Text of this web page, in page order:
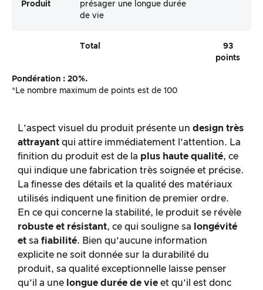
Produit
présager une longue durée
de vie
Total
93
points
Pondération : 20%.
*Le nombre maximum de points est de 100
L’aspect visuel du produit présente un design très
attrayant qui attire immédiatement l’attention. La
finition du produit est de la plus haute qualité, ce
qui indique une fabrication très soignée et précise.
La finesse des détails et la qualité des matériaux
utilisés indiquent une finition de premier ordre.
En ce qui concerne la stabilité, le produit se révèle
robuste et résistant, ce qui souligne sa
longévité
et sa fiabilité. Bien qu’aucune information
explicite ne soit donnée sur la durabilité du
produit, sa qualité exceptionnelle laisse penser
qu’il a une longue durée de vie et qu’il est donc